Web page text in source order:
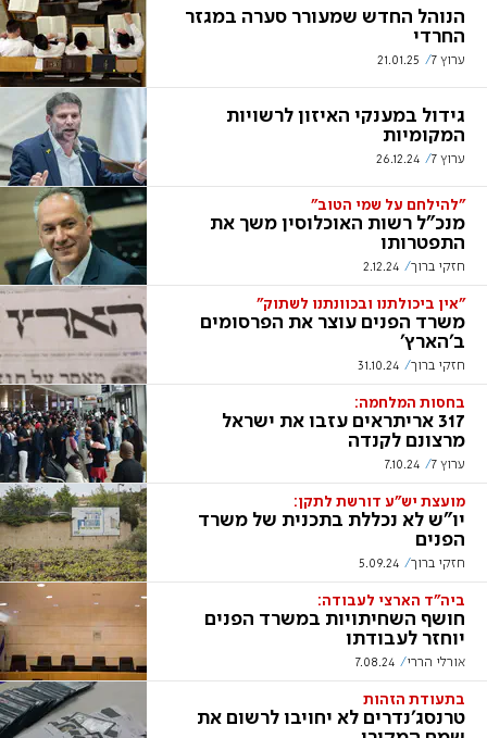
הנוהל החדש שמעורר סערה במגזר
החרדי
ערוץ 7 21.01.25
גידול במענקי האיזון לרשויות
המקומיות
ערוץ 7 26.12.24
"להילחם על שמי הטוב"
מנכ"ל רשות האוכלוסין משך את
התפטרותו
חזקי ברוך 2.12.24
"אין ביכולתנו ובכוונתנו לשתוק"
משרד הפנים עוצר את הפרסומים
ב'הארץ'
חזקי ברוך 31.10.24
בחסות המלחמה:
317 אריתראים עזבו את ישראל
מרצונם לקנדה
ערוץ 7 7.10.24
מועצת יש"ע דורשת לתקן:
יו"ש לא נכללת בתכנית של משרד
הפנים
חזקי ברוך 5.09.24
ביה"ד הארצי לעבודה:
חושף השחיתויות במשרד הפנים
יוחזר לעבודתו
אורלי הררי 7.08.24
בתעודת הזהות
טרנסג'נדרים לא יחויבו לרשום את